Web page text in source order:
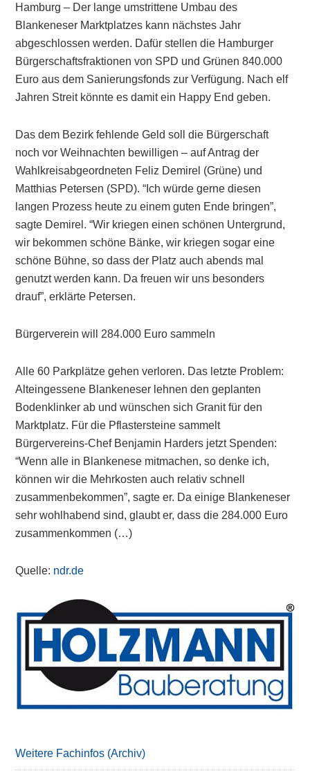
Hamburg – Der lange umstrittene Umbau des
Blankeneser Marktplatzes kann nächstes Jahr
abgeschlossen werden. Dafür stellen die Hamburger
Bürgerschaftsfraktionen von SPD und Grünen 840.000
Euro aus dem Sanierungsfonds zur Verfügung. Nach elf
Jahren Streit könnte es damit ein Happy End geben.
Das dem Bezirk fehlende Geld soll die Bürgerschaft
noch vor Weihnachten bewilligen – auf Antrag der
Wahlkreisabgeordneten Feliz Demirel (Grüne) und
Matthias Petersen (SPD). “Ich würde gerne diesen
langen Prozess heute zu einem guten Ende bringen”,
sagte Demirel. “Wir kriegen einen schönen Untergrund,
wir bekommen schöne Bänke, wir kriegen sogar eine
schöne Bühne, so dass der Platz auch abends mal
genutzt werden kann. Da freuen wir uns besonders
drauf”, erklärte Petersen.
Bürgerverein will 284.000 Euro sammeln
Alle 60 Parkplätze gehen verloren. Das letzte Problem:
Alteingessene Blankeneser lehnen den geplanten
Bodenklinker ab und wünschen sich Granit für den
Marktplatz. Für die Pflastersteine sammelt
Bürgervereins-Chef Benjamin Harders jetzt Spenden:
“Wenn alle in Blankenese mitmachen, so denke ich,
können wir die Mehrkosten auch relativ schnell
zusammenbekommen”, sagte er. Da einige Blankeneser
sehr wohlhabend sind, glaubt er, dass die 284.000 Euro
zusammenkommen (…)
Quelle: ndr.de
Primary
Sidebar
Weitere Fachinfos (Archiv)